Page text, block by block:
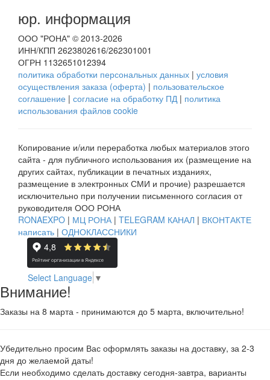
юр. информация
ООО "РОНА" © 2013-2026
ИНН/КПП 2623802616/262301001
ОГРН 1132651012394
политика обработки персональных данных | условия
осуществления заказа (оферта) | пользовательское
соглашение | согласие на обработку ПД| политика
использования файлов cookie
Копирование и/или переработка любых материалов этого
сайта - для публичного использования их (размещение на
других сайтах, публикации в печатных изданиях,
размещение в электронных СМИ и прочие) разрешается
исключительно при получении письменного согласия от
руководителя ООО РОНА
RONAEXPO | МЦ РОНА| TELEGRAM КАНАЛ | ВКОНТАКТЕ
написать | ОДНОКЛАССНИКИ
Select Language ▼
Внимание!
Заказы на 8 марта - принимаются до 5 марта, включительно!
Убедительно просим Вас оформлять заказы на доставку, за 2-3
дня до желаемой даты!
Если необходимо сделать доставку сегодня-завтра, варианты